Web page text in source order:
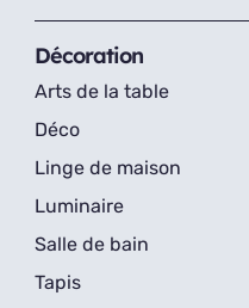
Décoration
Arts de la table
Déco
Linge de maison
Luminaire
Salle de bain
Tapis